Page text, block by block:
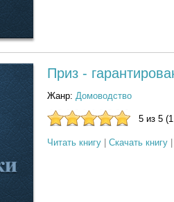
Приз -
Жанр: Домоводство
5 из 5
Читать книгу Скачать книгу